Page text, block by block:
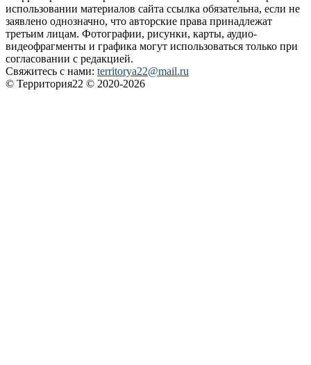
использовании материалов сайта ссылка обязательна, если не
заявлено однозначно, что авторские права принадлежат
третьим лицам. Фотографии, рисунки, карты, аудио-
видеофрагменты и графика могут использоваться только при
согласовании с редакцией.
Свяжитесь с нами: territorya22@mail.ru
© Территория22 © 2020-2026